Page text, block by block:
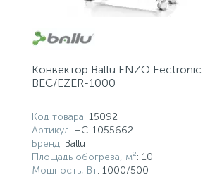
Конвектор Ballu ENZO Eectronic
BEC/EZER-1000
Код товара: 15092
Артикул: НС-1055662
Бренд: Ballu
Площадь обогрева, м²: 10
Мощность, Вт: 1000/500